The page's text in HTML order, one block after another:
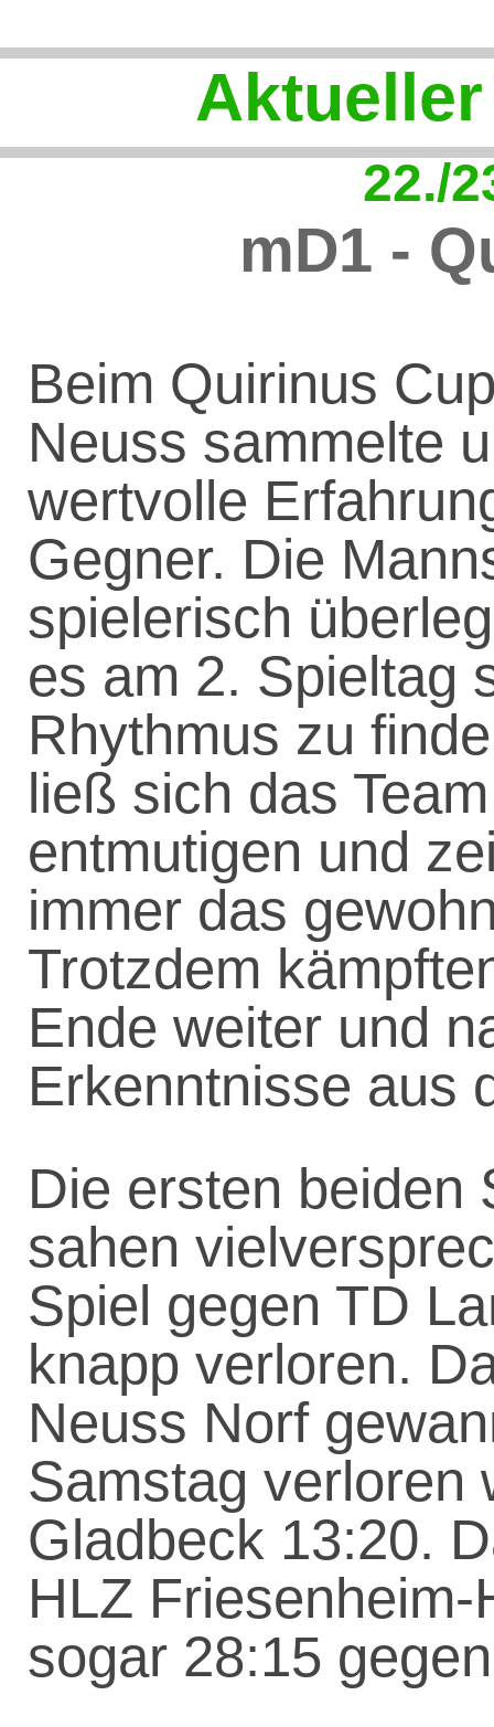
22./
mD1 -
Beim Quirinus
Neuss sammelte
wertvolle
Gegner. Die
spielerisch
es am 2. Spieltag
Rhythmus zu
ließ sich das
entmutigen und
immer das
Trotzdem
Ende weiter und
Erkenntnisse aus
Die ersten beiden
sahen
Spiel gegen TD
knapp verloren.
Neuss Norf
Samstag verloren
Gladbeck 13:20.
HLZ
sogar 28:15